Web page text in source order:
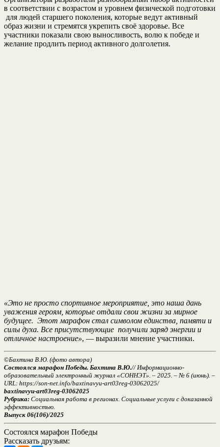
в соответствии с возрастом и уровнем физической подготовки
для людей старшего поколения, которые ведут активный
образ жизни и стремятся укрепить своё здоровье. Все
участники показали свою выносливость, волю к победе и
желание продлить период активного долголетия.
«Это не просто спортивное мероприятие, это наша дань
уважения героям, которые отдали свои жизни за мирное
будущее. Этот марафон стал символом единства, памяти и
силы духа. Все присутствующие получили заряд энергии и
отличное настроение», — выразили мнение участники.
©Бахтина В.Ю. (фото автора)
Состоялся марафон Победы. Бахтина В.Ю.// Информационно-
образовательный электронный журнал «СОННЭТ». – 2025. – № 6 (июнь). –
URL: https://son-net.info/baxtinavyu-art03reg-03062025/
baxtinavyu-art03reg-03062025
Рубрика: Социальная работа в регионах. Социальные услуги с доказанной
эффективностью.
Выпуск 06(106)/2025
Состоялся марафон Победы
Рассказать друзьям: